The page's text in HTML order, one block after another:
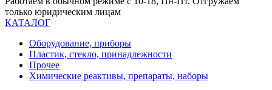
только юридическим лицам
КАТАЛОГ
Оборудование, приборы
Пластик, стекло, принадлежности
Прочее
Химические реактивы, препараты, наборы